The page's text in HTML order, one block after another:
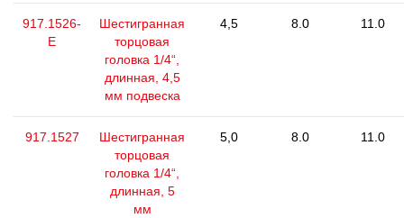
917.1526-
E
Шестигранная
торцовая
головка 1/4“,
длинная, 4,5
мм подвеска
4,5 8.0 11.0
917.1527
Шестигранная
торцовая
головка 1/4“,
длинная, 5
мм
5,0 8.0 11.0